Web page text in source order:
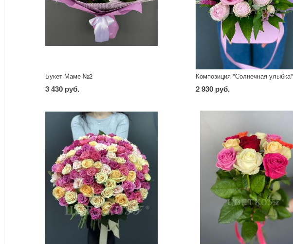
Букет Маме №2
3 430 руб.
Композиция "Солнечная улыбка"
2 930 руб.